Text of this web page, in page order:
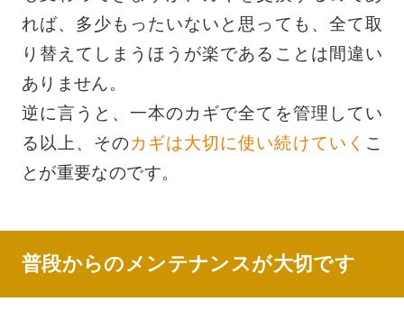
れば、多少もったいないと思っても、全て取
り替えてしまうほうが楽であることは間違い
ありません。
逆に言うと、一本のカギで全てを管理してい
る以上、そのカギは大切に使い続けていく こ
とが重要なのです。
普段からのメンテナンスが大切です